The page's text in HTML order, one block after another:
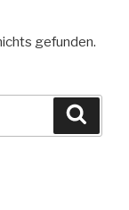
gefunden.